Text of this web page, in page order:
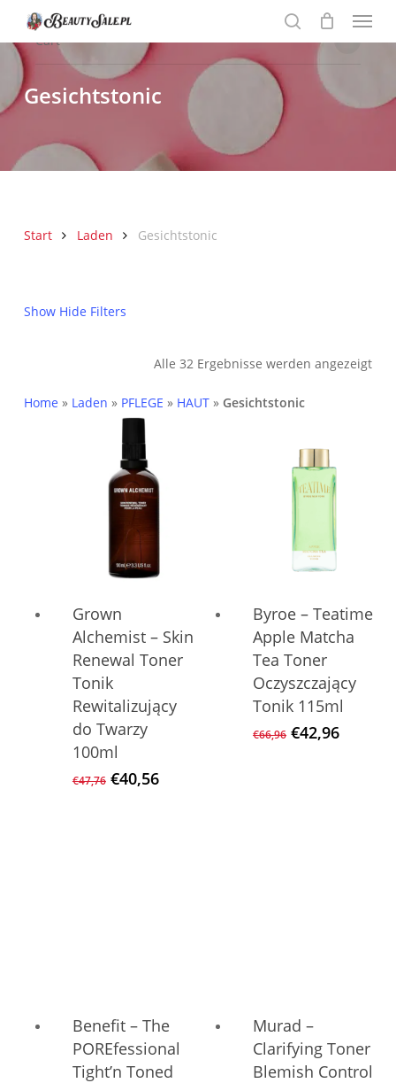
main
content
search
Menu
Cart Close
Gesichtstonic
Start Laden Gesichtstonic
Show Hide Filters
Alle 32 Ergebnisse werden angezeigt
Home » Laden » PFLEGE » HAUT» Gesichtstonic
Grown
Alchemist – Skin
Renewal Toner
Tonik
Rewitalizujący
do Twarzy
100ml
€47,76 Ursprünglicher
€40,56Aktueller
Byroe – Teatime
Apple Matcha
Tea Toner
Oczyszczający
Tonik 115ml
€66,96 €42,96
Benefit – The
POREfessional
Tight’n Toned
Murad –
Clarifying Toner
Blemish Control